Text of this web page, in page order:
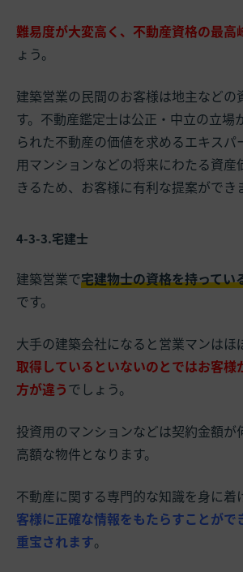
難易度が大変高く、不動産資格の最高
ょう。
建築営業の民間のお客様は地主などの
す。不動産鑑定士は公正・中立の立場
られた不動産の価値を求めるエキスパ
用マンションなどの将来にわたる資産
きるため、お客様に有利な提案ができ
4-3-3.宅建士
建築営業で宅建物士の資格を持ってい
です。
大手の建築会社になると営業マンはほ
取得しているといないのとではお客様
方が違うでしょう。
投資用のマンションなどは契約金額が
高額な物件となります。
不動産に関する専門的な知識を身に着
客様に正確な情報をもたらすことがで
重宝されます。